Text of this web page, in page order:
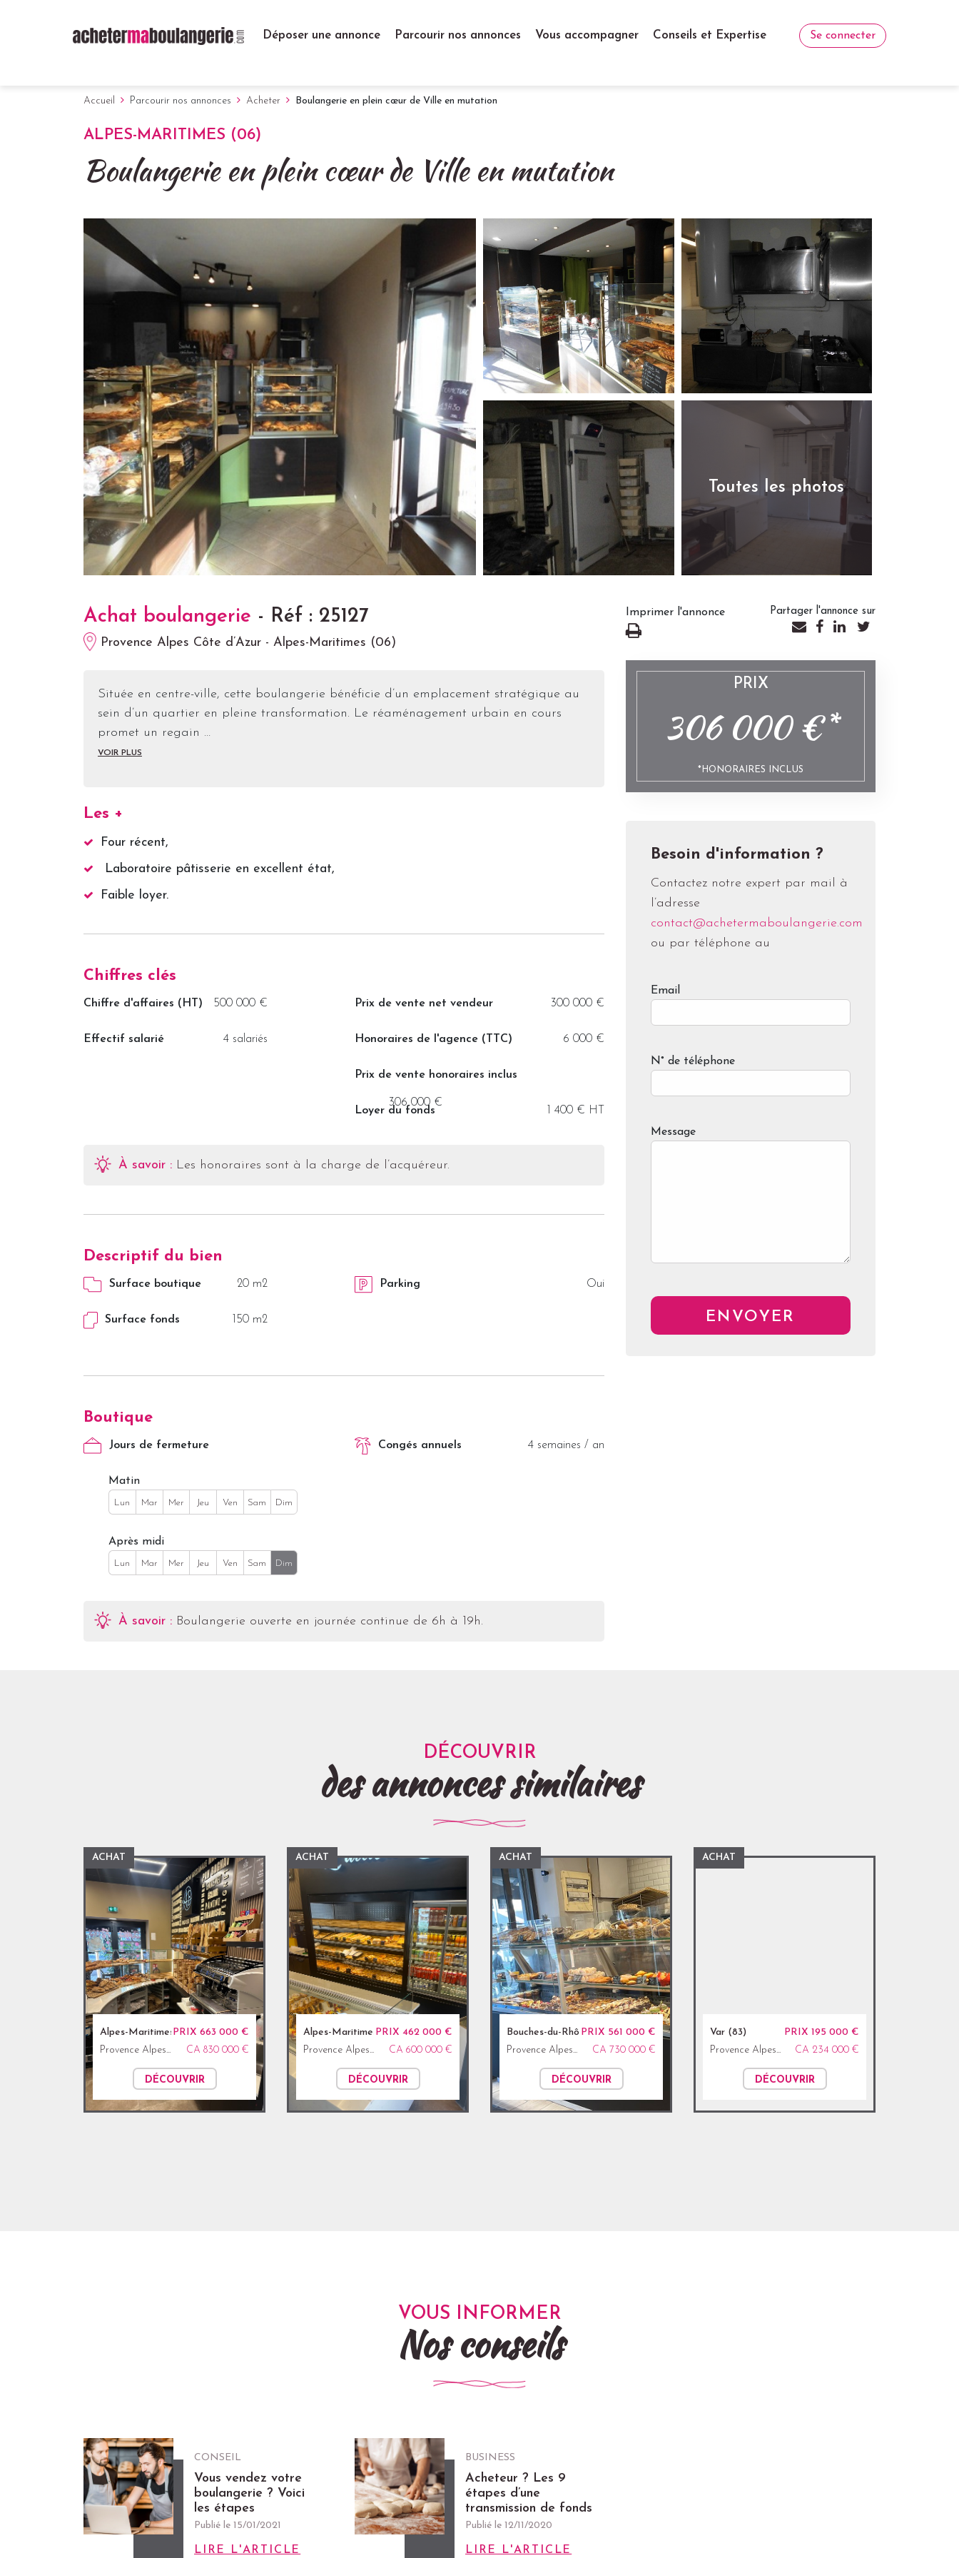
Déposer une annonce Parcourir nos annonces Vous accompagner Conseils et Expertise Se connecter
Accueil Parcourir nos annonces Acheter Boulangerie en plein cœur de Ville en mutation
ALPES-MARITIMES (06)
Boulangerie en plein cœur de Ville en mutation
Toutes les photos
Achat boulangerie - Réf : 25127
Provence Alpes Côte d’Azur - Alpes-Maritimes (06)
Située en centre-ville, cette boulangerie bénéficie d’un emplacement stratégique au
sein d’un quartier en pleine transformation. Le réaménagement urbain en cours
promet un regain …
VOIR PLUS
Les +
Four récent,
Laboratoire pâtisserie en excellent état,
Faible loyer.
Chiffres clés
Chiffre d'affaires (HT) 500 000 €
Effectif salarié 4 salariés
Prix de vente net vendeur 300 000 €
Honoraires de l'agence (TTC) 6 000 €
Prix de vente honoraires inclus
306 000 €
Loyer du fonds 1 400 € HT
À savoir : Les honoraires sont à la charge de l’acquéreur.
Descriptif du bien
Surface boutique 20 m2
Surface fonds 150 m2
Parking Oui
Boutique
Jours de fermeture
Matin
Lun Mar Mer Jeu Ven Sam Dim
Après midi
Lun Mar Mer Jeu Ven Sam Dim
Congés annuels 4 semaines / an
À savoir : Boulangerie ouverte en journée continue de 6h à 19h.
Imprimer l'annonce Partager l'annonce sur
PRIX
306 000 €*
*HONORAIRES INCLUS
Besoin d'information ?
Contactez notre expert par mail à
l’adresse
contact@achetermaboulangerie.com
ou par téléphone au
Email
N° de téléphone
Message
DÉCOUVRIR
des annonces similaires
ACHAT
Alpes-Maritimes (06)
Provence Alpes...
PRIX 663 000 €
CA 830 000 €
DÉCOUVRIR
ACHAT
Alpes-Maritimes (06)
Provence Alpes...
PRIX 462 000 €
CA 600 000 €
DÉCOUVRIR
ACHAT
Bouches-du-Rhône (13)
Provence Alpes...
PRIX 561 000 €
CA 730 000 €
DÉCOUVRIR
ACHAT
Var (83)
Provence Alpes...
PRIX 195 000 €
CA 234 000 €
DÉCOUVRIR
VOUS INFORMER
Nos conseils
CONSEIL
Vous vendez votre
boulangerie ? Voici
les étapes
Publié le 15/01/2021
LIRE L'ARTICLE
BUSINESS
Acheteur ? Les 9
étapes d’une
transmission de fonds
Publié le 12/11/2020
LIRE L'ARTICLE